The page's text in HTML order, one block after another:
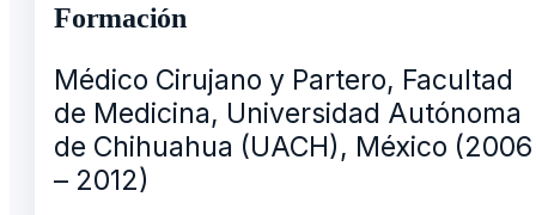
Formación
Médico Cirujano y Partero, Facultad
de Medicina, Universidad Autónoma
de Chihuahua (UACH), México (2006
– 2012)